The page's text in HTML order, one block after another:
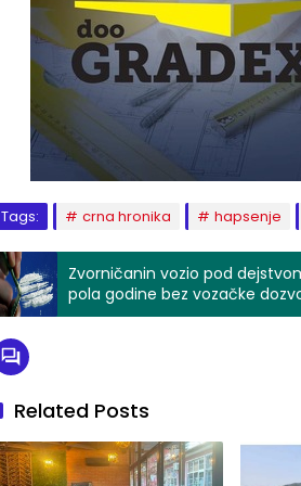
Tags: crna hronika hapsenje
Zvorničanin vozio pod
pola godine bez vozačke
Related Posts